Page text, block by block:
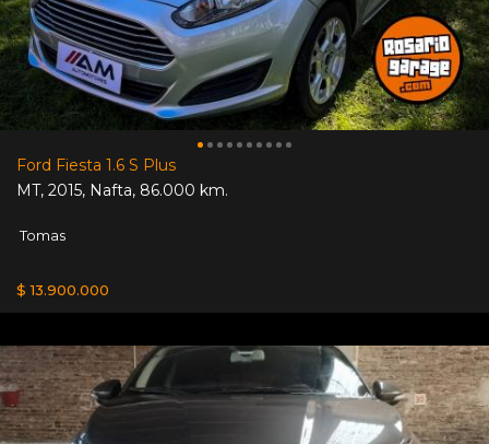
Ford Fiesta 1.6 S Plus
MT, 2015, Nafta, 86.000 km.
Tomas
$ 13.900.000